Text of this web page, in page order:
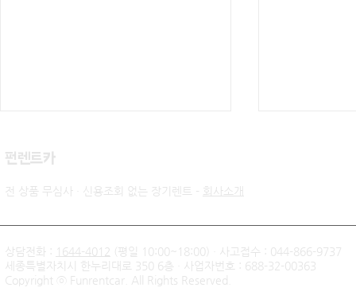
신불자 기아 쏘렌토 하이브리
드 무심사 장기렌트 출고후기
팰리세이드
​펀렌트카
전 상품 무심사 · 신용조회 없는 장기렌트 - 회사소개
상담전화 : 1644-4012
(평일 10:00~18:00) · 사고접수 : 044-866-9737
세종특별자치시 한누리대로 350 6층 · 사업자번호 : 688-32-00363
Copyright ⓒ Funrentcar. All Rights Reserved.